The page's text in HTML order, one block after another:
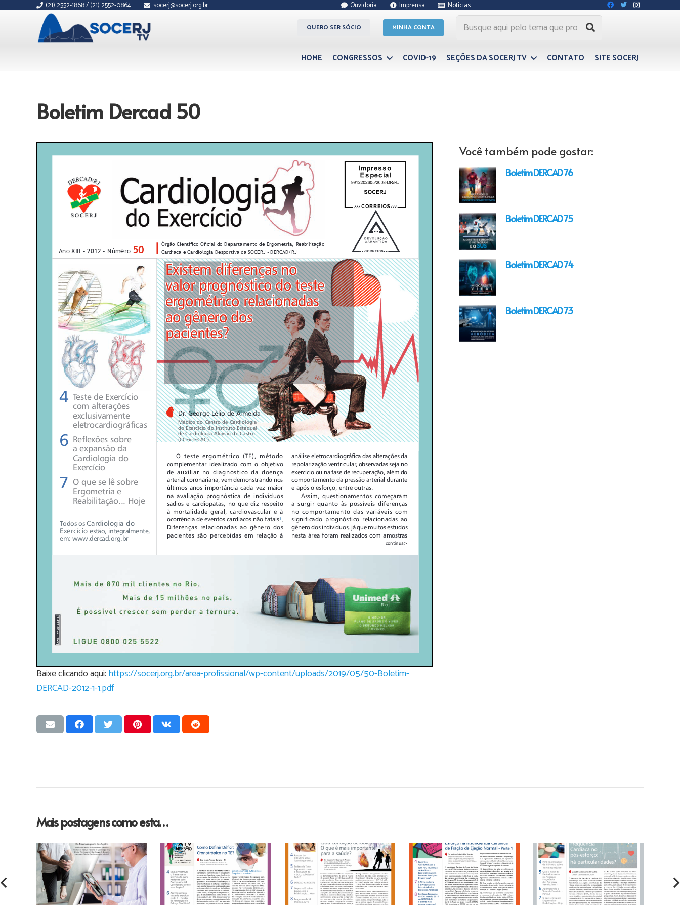
(21) 2552-1868 / (21) 2552-0864 socerj@socerj.org.br Ouvidoria Imprensa Notícias
QUERO SER SÓCIO MINHA CONTA
HOME CONGRESSOS COVID-19 SEÇÕES DA SOCERJ TV CONTATO SITE SOCERJ
Boletim Dercad 50
Baixe clicando aqui: https://socerj.org.br/area-profissional/wp-content/uploads/2019/05/50-Boletim-
DERCAD-2012-1-1.pdf
Você também pode gostar:
Boletim DERCAD 76
Boletim DERCAD 75
Boletim DERCAD 74
Boletim DERCAD 73
Mais postagens como esta…